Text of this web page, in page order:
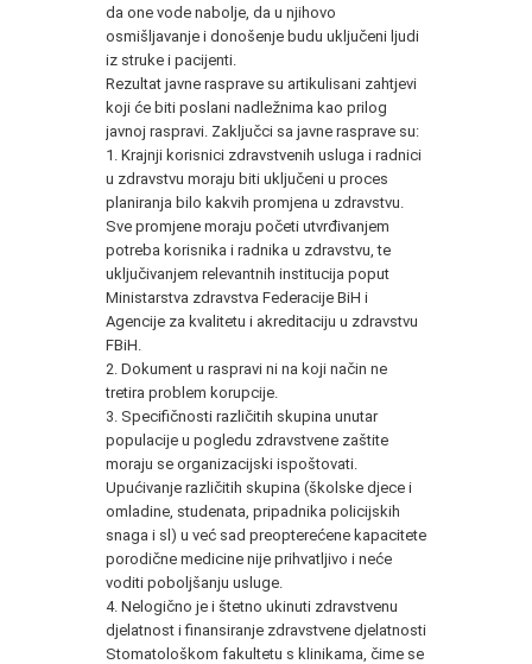
da one vode nabolje, da u njihovo
osmišljavanje i donošenje budu uključeni ljudi
iz struke i pacijenti.
Rezultat javne rasprave su artikulisani zahtjevi
koji će biti poslani nadležnima kao prilog
javnoj raspravi. Zaključci sa javne rasprave su:
1. Krajnji korisnici zdravstvenih usluga i radnici
u zdravstvu moraju biti uključeni u proces
planiranja bilo kakvih promjena u zdravstvu.
Sve promjene moraju početi utvrđivanjem
potreba korisnika i radnika u zdravstvu, te
uključivanjem relevantnih institucija poput
Ministarstva zdravstva Federacije BiH i
Agencije za kvalitetu i akreditaciju u zdravstvu
FBiH.
2. Dokument u raspravi ni na koji način ne
tretira problem korupcije.
3. Specifičnosti različitih skupina unutar
populacije u pogledu zdravstvene zaštite
moraju se organizacijski ispoštovati.
Upućivanje različitih skupina (školske djece i
omladine, studenata, pripadnika policijskih
snaga i sl) u već sad preopterećene kapacitete
porodične medicine nije prihvatljivo i neće
voditi poboljšanju usluge.
4. Nelogično je i štetno ukinuti zdravstvenu
djelatnost i finansiranje zdravstvene djelatnosti
Stomatološkom fakultetu s klinikama, čime se